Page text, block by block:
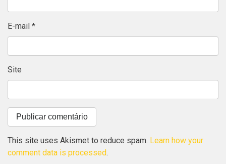
E-mail *
Site
This site uses Akismet to reduce spam. Learn how your
comment data is processed.